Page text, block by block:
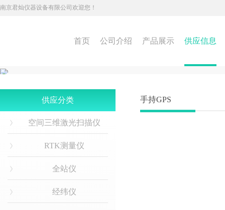
南京君灿仪器设备有限公司欢迎您！
首页 公司介绍 产品展示 供应信息
供应分类
空间三维激光扫描仪
RTK测量仪
全站仪
经纬仪
手持GPS